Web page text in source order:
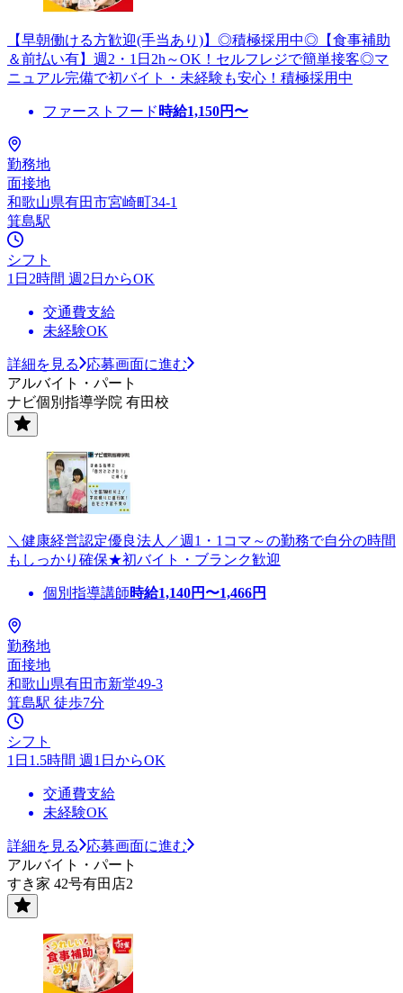
【早朝働ける方歓迎(手当あり)】◎積極採用中◎【食事補助
＆前払い有】週2・1日2h～OK！セルフレジで簡単接客◎マ
ニュアル完備で初バイト・未経験も安心！積極採用中
ファーストフード 時給1,150円〜
勤務地
面接地
和歌山県有田市宮崎町34-1
箕島駅
シフト
1日2時間 週2日からOK
交通費支給
未経験OK
詳細を見る
応募画面に進む
アルバイト・パート
ナビ個別指導学院 有田校
＼健康経営認定優良法人／週1・1コマ～の勤務で自分の時間
もしっかり確保★初バイト・ブランク歓迎
個別指導講師時給1,140円〜1,466円
勤務地
面接地
和歌山県有田市新堂49-3
箕島駅 徒歩7分
シフト
1日1.5時間 週1日からOK
交通費支給
未経験OK
詳細を見る
応募画面に進む
アルバイト・パート
すき家 42号有田店2